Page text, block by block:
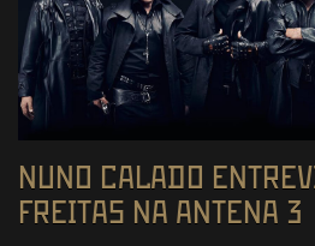
NUNO CALADO
FREITAS NA ANTENA 3